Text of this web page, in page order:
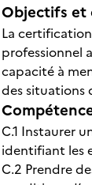
Objectifs et
La
professionnel
capacité à
des situations
C.1 Instaurer
identifiant les
C.2 Prendre